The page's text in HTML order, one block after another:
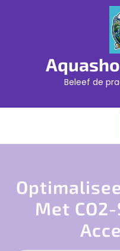
Beleef de
Met CO2-